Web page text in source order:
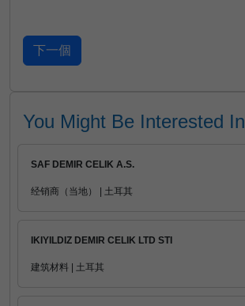
You Might Be Interested In
SAF DEMIR CELIK A.S.
经销商（当地） | 土耳其
IKIYILDIZ DEMIR CELIK LTD STI
建筑材料 | 土耳其